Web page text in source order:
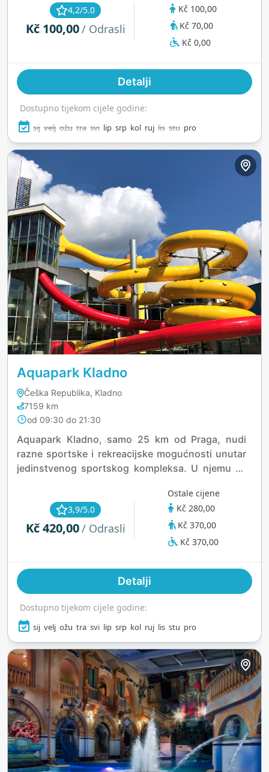
igralištima, dok se odrasli mogu opustiti u
masažnim bazenima ili ispod vodenih gljiva. Uz
odbojku na pijesku, trampoline i još mnogo toga,
4,2/5.0
Kč 100,00/ Odrasli
Kč 100,00
Kč 70,00
Kč 0,00
Detalji
Dostupno tijekom cijele godine:
sij velj ožu tra svi lip srp kol ruj lis stu pro
Aquapark Kladno
Češka Republika, Kladno
7159 km
od 09:30 do 21:30
Aquapark Kladno, samo 25 km od Praga, nudi
razne sportske i rekreacijske mogućnosti unutar
jedinstvenog sportskog kompleksa. U njemu se
ljetni bazen, sportska dvorana i vanjska igrališta,
sve u blizini šumskog parka Lapák. Vodeni
tobogani, nadograđeni svjetlosnim efektima i
lansiranjem "Turbo Rocket", dodatno povećavaju
3,9/5.0
Kč 420,00/ Odrasli
Ostale cijene
Kč 280,00
Kč 370,00
Kč 370,00
Detalji
Dostupno tijekom cijele godine:
sij velj ožu tra svi lip srp kol ruj lis stu pro